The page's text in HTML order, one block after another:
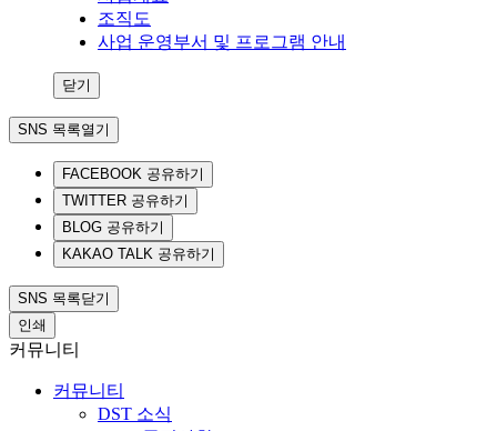
조직도
사업 운영부서 및 프로그램 안내
닫기
SNS 목록열기
FACEBOOK 공유하기
TWITTER 공유하기
BLOG 공유하기
KAKAO TALK 공유하기
SNS 목록닫기
인쇄
커뮤니티
커뮤니티
DST 소식